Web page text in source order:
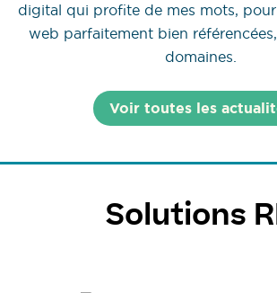
digital qui profite de mes mots,
web parfaitement bien
domaines.
Voir toutes les
Solutions